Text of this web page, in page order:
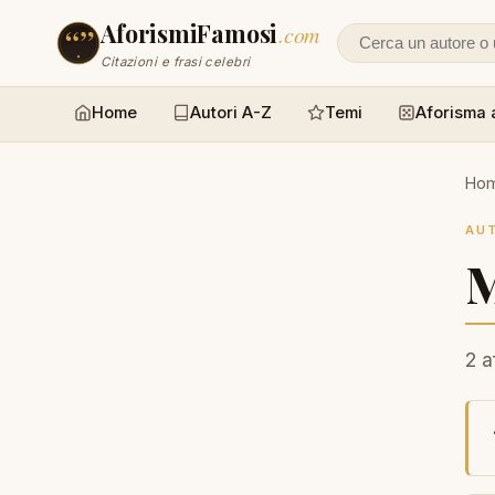
AforismiFamosi.com
Citazioni e frasi celebri Cerca un
Home Autori A-Z Temi Aforisma
2